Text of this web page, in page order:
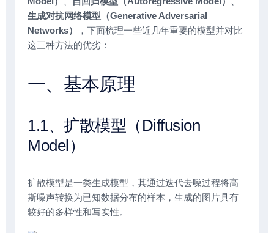
生成对抗网络模型（Generative Adversarial
Networks）
，下面梳理一些近几年重要的模型并对比
这三种方法的优劣：
一、基本原理
1.1、扩散模型（Diffusion
Model）
扩散模型是一类生成模型，其通过迭代去噪过程将高
斯噪声转换为已知数据分布的样本，生成的图片具有
较好的多样性和写实性。